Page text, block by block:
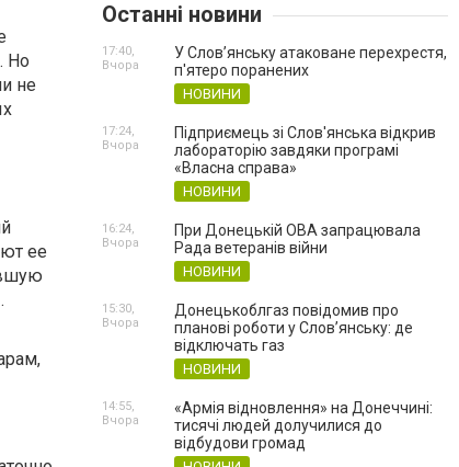
Но
не
ее
Останні новини
У Слов’янську атаковане перехрестя,
п'ятеро поранених
НОВИНИ
17:40,
Вчора
Підприємець зі Слов'янська відкрив
лабораторію завдяки програмі
«Власна справа»
НОВИНИ
17:24,
Вчора
При Донецькій ОВА запрацювала
Рада ветеранів війни
НОВИНИ
16:24,
Вчора
Донецькоблгаз повідомив про
планові роботи у Слов’янську: де
відключать газ
НОВИНИ
15:30,
Вчора
«Армія відновлення» на Донеччині:
тисячі людей долучилися до
відбудови громад
14:55,
Вчора